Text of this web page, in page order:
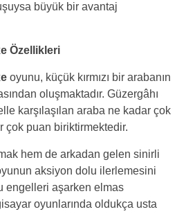
büyük bir avantaj
Özellikleri
oyunu, küçük kırmızı bir arabanın
oluşmaktadır. Güzergâhı
karşılaşılan araba ne kadar çok
çok puan biriktirmektedir.
hem de arkadan gelen sinirli
aksiyon dolu ilerlemesini
engelleri aşarken elmas
oyunlarında oldukça usta